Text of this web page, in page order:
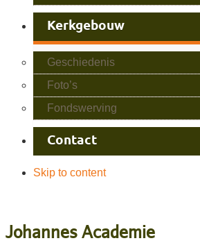
Kerkgebouw
Geschiedenis
Foto’s
Fondswerving
Contact
Skip to content
Johannes Academie